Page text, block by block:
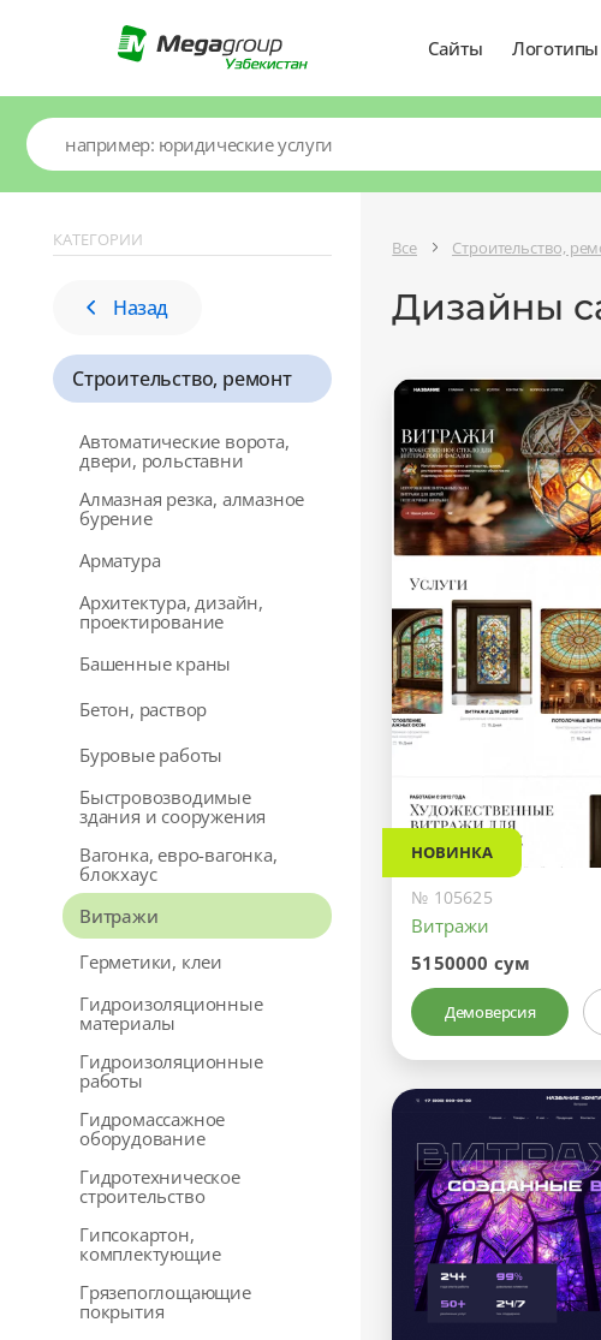
Сайты Логотипы
КАТЕГОРИИ
Назад
Строительство, ремонт
Автоматические ворота,
двери, рольставни
Алмазная резка, алмазное
бурение
Арматура
Архитектура, дизайн,
проектирование
Башенные краны
Бетон, раствор
Буровые работы
Быстровозводимые
здания и сооружения
Вагонка, евро-вагонка,
блокхаус
Витражи
Герметики, клеи
Гидроизоляционные
материалы
Гидроизоляционные
работы
Гидромассажное
оборудование
Гидротехническое
строительство
Гипсокартон,
комплектующие
Грязепоглощающие
покрытия
Все Строительство,
Дизайны
НОВИНКА
№ 105625
Витражи
5150000 сум
Демоверсия